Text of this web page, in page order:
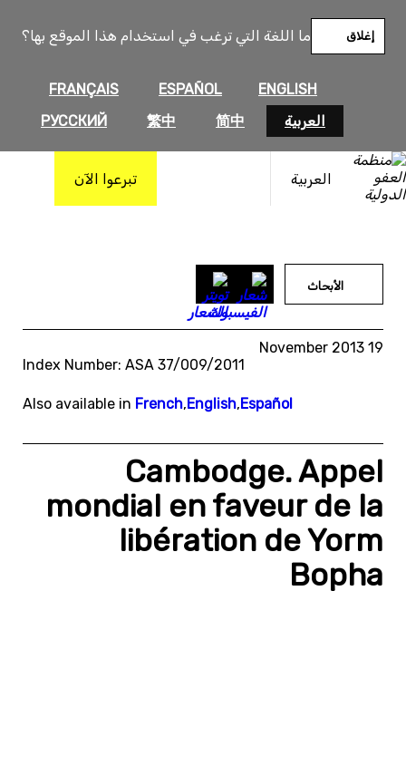
ما اللغة التي ترغب في استخدام هذا الموقع بها؟
ENGLISH
ESPAÑOL
FRANÇAIS
العربية
简中
繁中
РУССКИЙ
إغلاق
العربية تبرعوا الآن
المحتوى
الأبحاث
19 November 2013
Index Number: ASA 37/009/2011
Also available in French,English,Español
Cambodge. Appel
mondial en faveur de la
libération de Yorm
Bopha